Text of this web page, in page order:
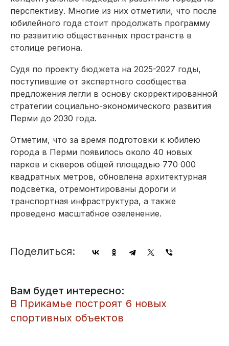
перспективу. Многие из них отметили, что после
юбилейного года стоит продолжать программу
по развитию общественных пространств в
столице региона.
Судя по проекту бюджета на 2025-2027 годы,
поступившие от экспертного сообщества
предложения легли в основу скорректированной
стратегии социально-экономического развития
Перми до 2030 года.
Отметим, что за время подготовки к юбилею
города в Перми появилось около 40 новых
парков и скверов общей площадью 770 000
квадратных метров, обновлена архитектурная
подсветка, отремонтированы дороги и
транспортная инфраструктура, а также
проведено масштабное озеленение.
Поделиться:
Вам будет интересно:
​В Прикамье построят 6 новых
спортивных объектов